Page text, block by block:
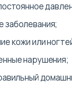
заболевания;
кожи или
нарушения;